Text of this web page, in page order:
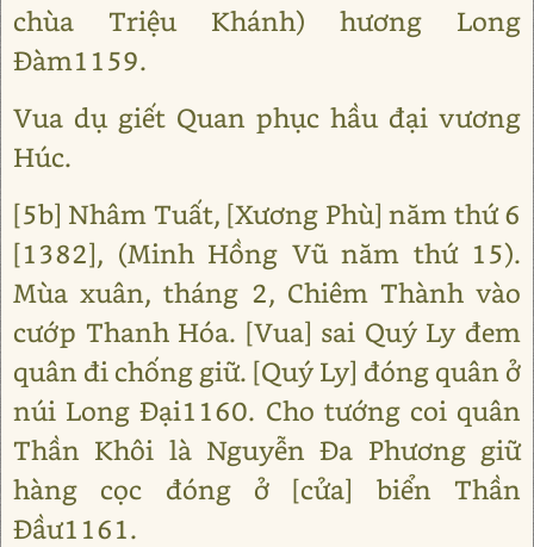
chùa Triệu Khánh) hương Long
Đàm1159.
Vua dụ giết Quan phục hầu đại vương
Húc.
[5b] Nhâm Tuất, [Xương Phù] năm thứ 6
[1382], (Minh Hồng Vũ năm thứ 15).
Mùa xuân, tháng 2, Chiêm Thành vào
cướp Thanh Hóa. [Vua] sai Quý Ly đem
quân đi chống giữ. [Quý Ly] đóng quân ở
núi Long Đại1160. Cho tướng coi quân
Thần Khôi là Nguyễn Đa Phương giữ
hàng cọc đóng ở [cửa] biển Thần
Đầư1161.